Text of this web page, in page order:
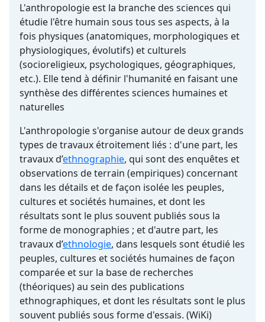
L'anthropologie est la branche des sciences qui
étudie l'être humain sous tous ses aspects, à la
fois physiques (anatomiques, morphologiques et
physiologiques, évolutifs) et culturels
(socioreligieux, psychologiques, géographiques,
etc.). Elle tend à définir l'humanité en faisant une
synthèse des différentes sciences humaines et
naturelles
L'anthropologie s'organise autour de deux grands
types de travaux étroitement liés : d'une part, les
travaux d’ethnographie, qui sont des enquêtes et
observations de terrain (empiriques) concernant
dans les détails et de façon isolée les peuples,
cultures et sociétés humaines, et dont les
résultats sont le plus souvent publiés sous la
forme de monographies ; et d'autre part, les
travaux d’ethnologie, dans lesquels sont étudié les
peuples, cultures et sociétés humaines de façon
comparée et sur la base de recherches
(théoriques) au sein des publications
ethnographiques, et dont les résultats sont le plus
souvent publiés sous forme d'essais. (WiKi)